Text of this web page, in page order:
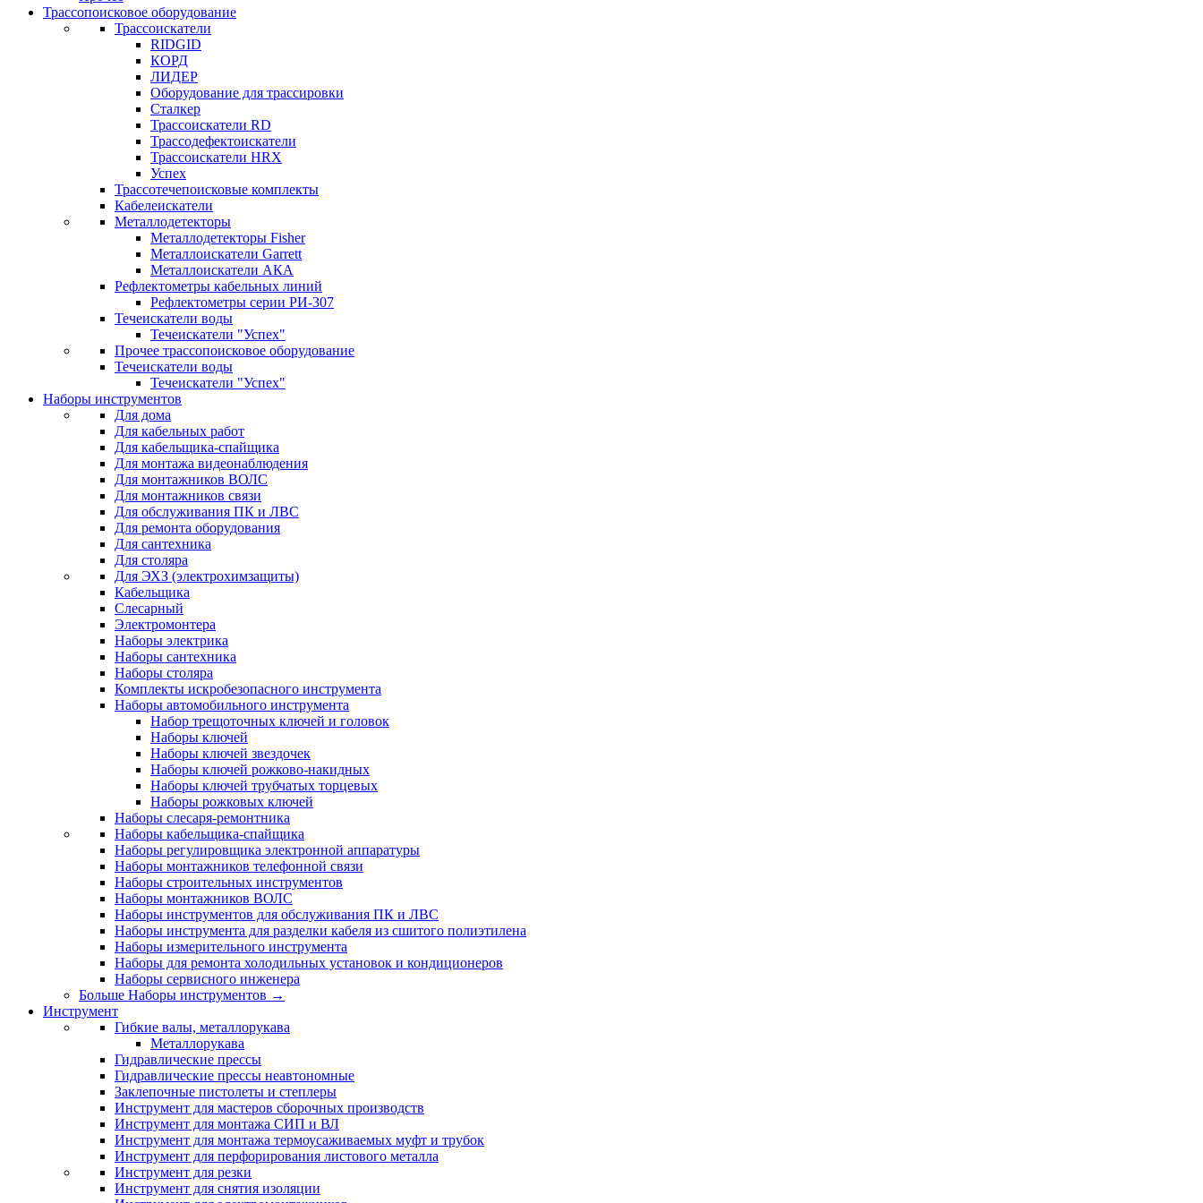
Трассопоисковое оборудование
Трассоискатели
RIDGID
КОРД
ЛИДЕР
Оборудование для трассировки
Сталкер
Трасcоискатели RD
Трассодефектоискатели
Трассоискатели HRX
Успех
Трассотечепоисковые комплекты
Кабелеискатели
Металлодетекторы
Металлодетекторы Fisher
Металлоискатели Garrett
Металлоискатели АКА
Рефлектометры кабельных линий
Рефлектометры серии РИ-307
Течеискатели воды
Течеискатели "Успех"
Прочее трассопоисковое оборудование
Течеискатели воды
Течеискатели "Успех"
Наборы инструментов
Для дома
Для кабельных работ
Для кабельщика-спайщика
Для монтажа видеонаблюдения
Для монтажников ВОЛС
Для монтажников связи
Для обслуживания ПК и ЛВС
Для ремонта оборудования
Для сантехника
Для столяра
Для ЭХЗ (электрохимзащиты)
Кабельщика
Слесарный
Электромонтера
Наборы электрика
Наборы сантехника
Наборы столяра
Комплекты искробезопасного инструмента
Наборы автомобильного инструмента
Набор трещоточных ключей и головок
Наборы ключей
Наборы ключей звездочек
Наборы ключей рожково-накидных
Наборы ключей трубчатых торцевых
Наборы рожковых ключей
Наборы слесаря-ремонтника
Наборы кабельщика-спайщика
Наборы регулировщика электронной аппаратуры
Наборы монтажников телефонной связи
Наборы строительных инструментов
Наборы монтажников ВОЛС
Наборы инструментов для обслуживания ПК и ЛВС
Наборы инструмента для разделки кабеля из сшитого полиэтилена
Наборы измерительного инструмента
Наборы для ремонта холодильных установок и кондиционеров
Наборы сервисного инженера
Больше Наборы инструментов →
Инструмент
Гибкие валы, металлорукава
Металлорукава
Гидравлические прессы
Гидравлические прессы неавтономные
Заклепочные пистолеты и степлеры
Инструмент для мастеров сборочных производств
Инструмент для монтажа СИП и ВЛ
Инструмент для монтажа термоусаживаемых муфт и трубок
Инструмент для перфорирования листового металла
Инструмент для резки
Инструмент для снятия изоляции